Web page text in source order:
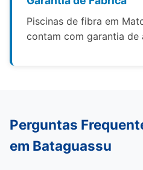
Piscinas de fibra em
contam com garantia de
Perguntas
em Bataguassu